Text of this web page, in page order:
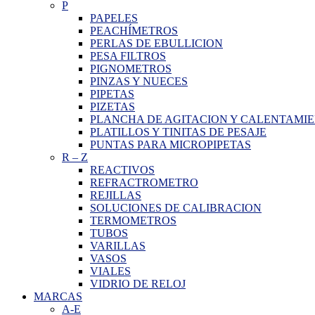
P
PAPELES
PEACHÍMETROS
PERLAS DE EBULLICION
PESA FILTROS
PIGNOMETROS
PINZAS Y NUECES
PIPETAS
PIZETAS
PLANCHA DE AGITACION Y
PLATILLOS Y TINITAS DE PESAJE
PUNTAS PARA MICROPIPETAS
R – Z
REACTIVOS
REFRACTROMETRO
REJILLAS
SOLUCIONES DE CALIBRACION
TERMOMETROS
TUBOS
VARILLAS
VASOS
VIALES
VIDRIO DE RELOJ
MARCAS
A-E